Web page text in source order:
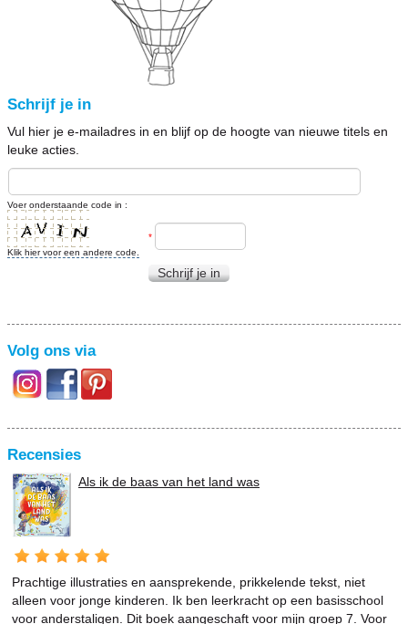
Schrijf je in
Vul hier je e-mailadres in en blijf op de hoogte van nieuwe titels en
leuke acties.
Voer onderstaande code in :
Klik hier voor een andere code.
*
Schrijf je in
Volg ons via
Recensies
Als ik de baas van het land was
Prachtige illustraties en aansprekende, prikkelende tekst, niet
alleen voor jonge kinderen. Ik ben leerkracht op een basisschool
voor anderstaligen. Dit boek aangeschaft voor mijn groep 7. Voor